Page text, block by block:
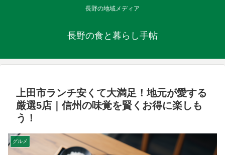
長野の地域メディア
長野の食と暮らし手帖
上田市ランチ安くて大満足！地元が愛する
厳選5店｜信州の味覚を賢くお得に楽しも
う！
グルメ